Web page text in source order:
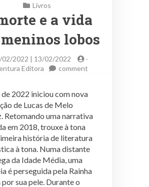
Livros
e a vida
lobos
02/2022 | 13/02/2022
-
Editora
comment
e
vida
lobos
de 2022 iniciou com nova
de Lucas de Melo
Retomando uma narrativa
em 2018, trouxe à tona
história de literatura
à tona. Numa distante
da Idade Média, uma
é perseguida pela Rainha
sua pele. Durante o